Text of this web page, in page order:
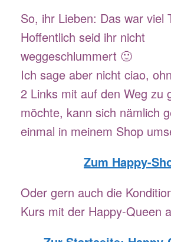
So, ihr Lieben: Das war viel
Hoffentlich seid ihr nicht
weggeschlummert 🙂
Ich sage aber nicht ciao,
2 Links mit auf den Weg zu
möchte, kann sich nämlich
einmal in meinem Shop
Zum Happy-
Oder gern auch die
Kurs mit der Happy-Queen